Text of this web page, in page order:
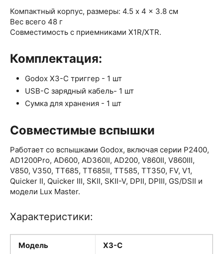
Компактный корпус, размеры: 4.5 x 4 x 3.8 см
Вес всего 48 г
Совместимость с приемниками X1R/XTR.
Комплектация:
Godox X3-C триггер - 1 шт
USB-C зарядный кабель- 1 шт
Сумка для хранения - 1 шт
Совместимые вспышки
Работает со вспышками Godox, включая серии P2400,
AD1200Pro, AD600, AD360II, AD200, V860II, V860III,
V850, V350, TT685, TT685II, TT585, TT350, FV, V1,
Quicker II, Quicker III, SKII, SKII-V, DPII, DPIII, GS/DSII и
модели Lux Master.
Характеристики:
Модель X3-C